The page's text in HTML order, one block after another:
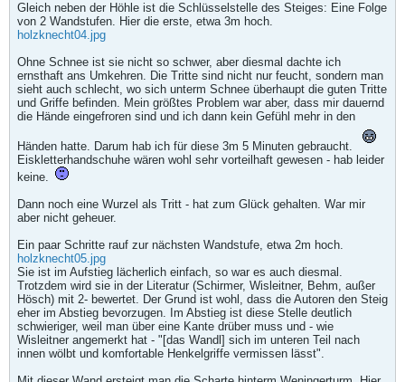
Gleich neben der Höhle ist die Schlüsselstelle des Steiges: Eine Folge
von 2 Wandstufen. Hier die erste, etwa 3m hoch.
holzknecht04.jpg
Ohne Schnee ist sie nicht so schwer, aber diesmal dachte ich
ernsthaft ans Umkehren. Die Tritte sind nicht nur feucht, sondern man
sieht auch schlecht, wo sich unterm Schnee überhaupt die guten Tritte
und Griffe befinden. Mein größtes Problem war aber, dass mir dauernd
die Hände eingefroren sind und ich dann kein Gefühl mehr in den
Händen hatte. Darum hab ich für diese 3m 5 Minuten gebraucht.
Eiskletterhandschuhe wären wohl sehr vorteilhaft gewesen - hab leider
keine.
Dann noch eine Wurzel als Tritt - hat zum Glück gehalten. War mir
aber nicht geheuer.
Ein paar Schritte rauf zur nächsten Wandstufe, etwa 2m hoch.
holzknecht05.jpg
Sie ist im Aufstieg lächerlich einfach, so war es auch diesmal.
Trotzdem wird sie in der Literatur (Schirmer, Wisleitner, Behm, außer
Hösch) mit 2- bewertet. Der Grund ist wohl, dass die Autoren den Steig
eher im Abstieg bevorzugen. Im Abstieg ist diese Stelle deutlich
schwieriger, weil man über eine Kante drüber muss und - wie
Wisleitner angemerkt hat - "[das Wandl] sich im unteren Teil nach
innen wölbt und komfortable Henkelgriffe vermissen lässt".